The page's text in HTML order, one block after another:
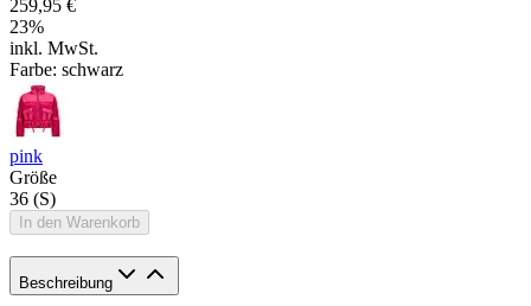
259,95 €
23%
inkl. MwSt.
Farbe: schwarz
pink
Größe
36 (S)
In den Warenkorb
Beschreibung